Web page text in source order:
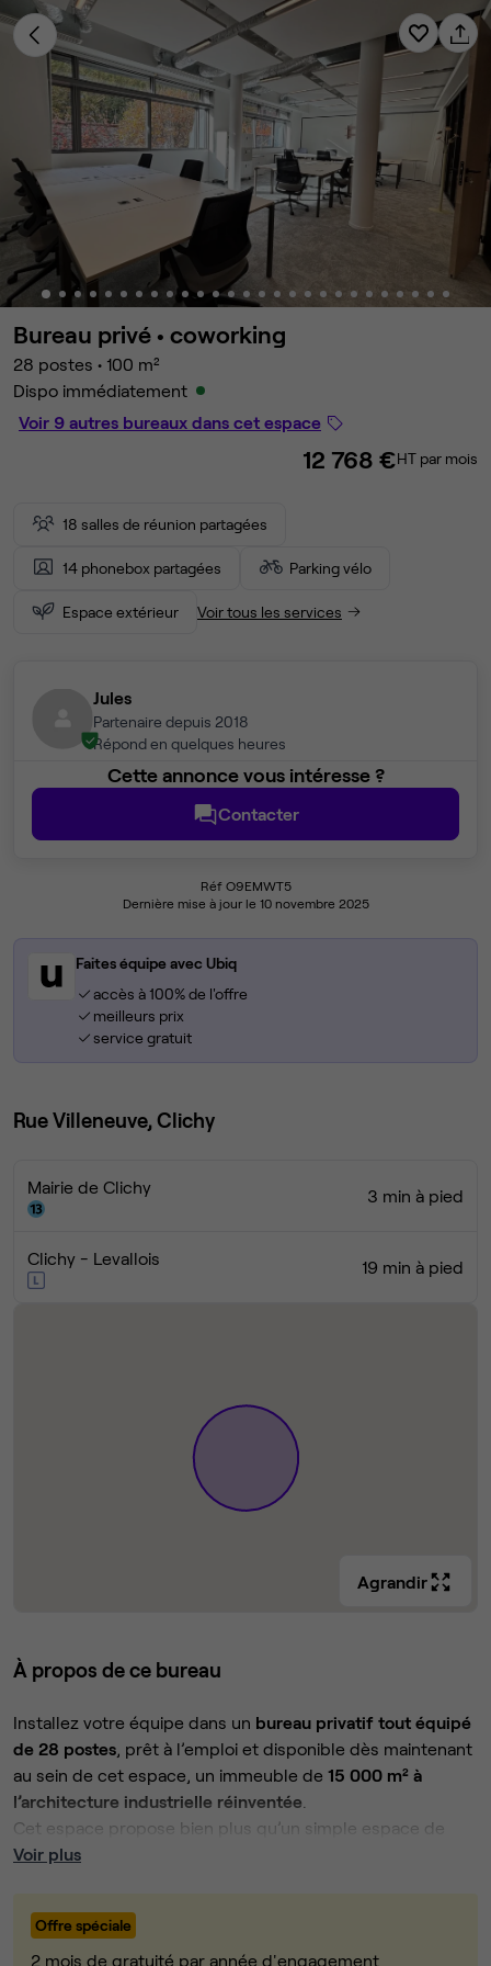
Bureau privé • coworking
28 postes • 100 m²
Dispo immédiatement
Voir 9 autres bureaux dans cet espace
12 768 €HT par mois
18 salles de réunion partagées
14 phonebox partagées Parking vélo
Espace extérieur Voir tous les services
Jules
Partenaire depuis 2018
Répond en quelques heures
Cette annonce vous intéresse ?
Contacter
Réf O9EMWT5
Dernière mise à jour le 10 novembre 2025
Faites équipe avec Ubiq
accès à 100% de l'offre
meilleurs prix
service gratuit
Rue Villeneuve, Clichy
Mairie de Clichy 3 min à pied
Clichy - Levallois 19 min à pied
Agrandir
À propos de ce bureau
Installez votre équipe dans un bureau privatif tout équipé
de 28 postes, prêt à l’emploi et disponible dès maintenant
au sein de cet espace, un immeuble de 15 000 m² à
l’architecture industrielle réinventée
Cet espace propose bien plus qu’un simple espace de
travail :
services premium
travail inspirante et fluide.
Voir plus
Offre spéciale
2 mois de gratuité par année d'engagement